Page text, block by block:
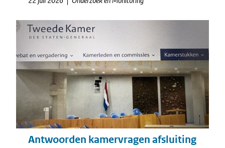
Antwoorden kamervragen afsluiting